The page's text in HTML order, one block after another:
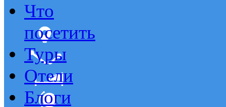
Что
посетить
Туры
Отели
Блоги